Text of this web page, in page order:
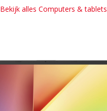
Bekijk alles Computers & tablets